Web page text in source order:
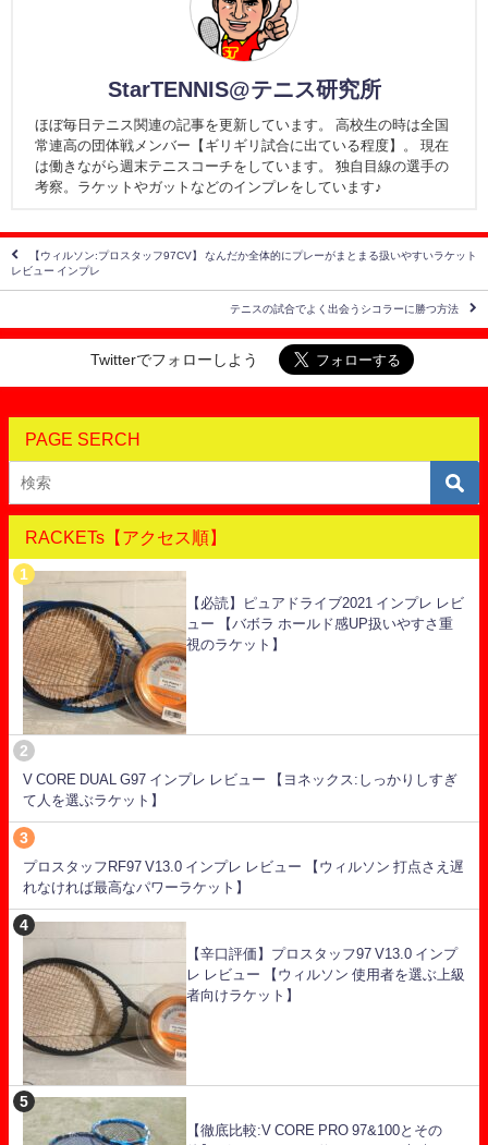
StarTENNIS@テニス研究所
ほぼ毎日テニス関連の記事を更新しています。 高校生の時は全国
常連高の団体戦メンバー【ギリギリ試合に出ている程度】。 現在
は働きながら週末テニスコーチをしています。 独自目線の選手の
考察。ラケットやガットなどのインプレをしています♪
【ウィルソン:プロスタッフ97CV】 なんだか全体的にプレーがまとまる扱いやすいラケット
レビュー インプレ
テニスの試合でよく出会うシコラーに勝つ方法
Twitterでフォローしよう
PAGE SERCH
RACKETs【アクセス順】
【必読】ピュアドライブ2021 インプレ レビ
ュー 【バボラ ホールド感UP扱いやすさ重
視のラケット】
V CORE DUAL G97 インプレ レビュー 【ヨネックス:しっかりしすぎ
て人を選ぶラケット】
プロスタッフRF97 V13.0 インプレ レビュー 【ウィルソン 打点さえ遅
れなければ最高なパワーラケット】
【辛口評価】プロスタッフ97 V13.0 インプ
レ レビュー 【ウィルソン 使用者を選ぶ上級
者向けラケット】
【徹底比較:V CORE PRO 97&100とその